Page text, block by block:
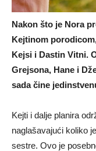
Nakon što je Nora
Kejtinom
Kejsi i Dastin Vitni.
Grejsona, Hane i
sada čine
Kejti i dalje planira
naglašavajući koliko
sestre. Ovo je